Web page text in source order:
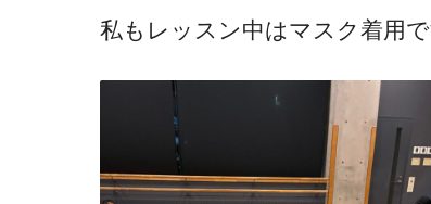
私もレッスン中はマスク着用で